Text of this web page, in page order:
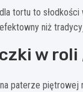
tortu to
niż
w
paterze